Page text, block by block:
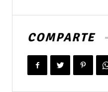
COMPARTE